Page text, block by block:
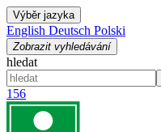
Výběr jazyka
English Deutsch Polski
Zobrazit vyhledávání
hledat
156